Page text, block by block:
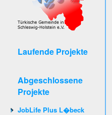
Laufende Projekte
Abgeschlossene
Projekte
JobLife Plus L�beck